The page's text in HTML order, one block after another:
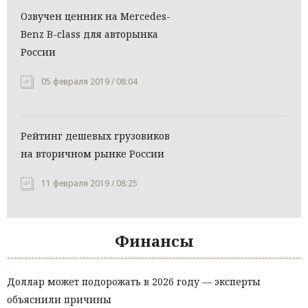
Озвучен ценник на Mercedes-
Benz B-class для авторынка
России
05 февраля 2019 / 08:04
Рейтинг дешевых грузовиков
на вторичном рынке России
11 февраля 2019 / 08:25
Финансы
Доллар может подорожать в 2026 году — эксперты
объяснили причины